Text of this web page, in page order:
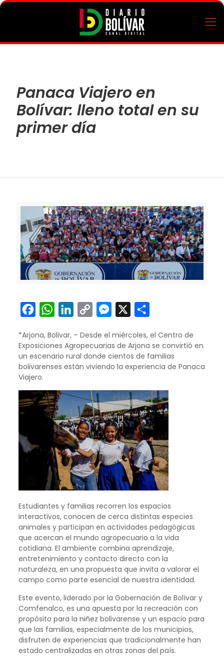
Panaca Viajero en
Bolívar: lleno total en su
primer día
FacebookWhatsAppLinkedIn
Copy
Messenger
*Arjona, Bolivar, – Desde el miércoles, el Centro de
Exposiciones Agropecuarias de Arjona se convirtió en
un escenario rural donde cientos de familias
bolivarenses están viviendo la experiencia de Panaca
Viajero.
Estudiantes y familias recorren los espacios
interactivos, conocen de cerca distintas especies
animales y participan en actividades pedagógicas
que acercan el mundo agropecuario a la vida
cotidiana. El ambiente combina aprendizaje,
entretenimiento y contacto directo con la
naturaleza, en una propuesta que invita a valorar el
campo como parte esencial de nuestra identidad.
Este evento, liderado por la Gobernación de Bolívar y
Comfenalco, es una apuesta por la recreación con
propósito para la niñez bolivarense y un espacio para
que las familias, especialmente de los municipios,
disfruten de experiencias que tradicionalmente han
estado centralizadas en otras zonas del país.